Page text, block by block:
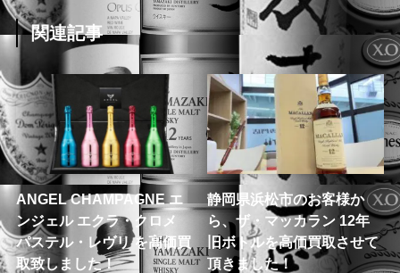
関連記事
ANGEL CHAMPAGNE エ
ンジェル エクラ・クロメ
パステル・レヴリ を高価買
取致しました！
静岡県浜松市のお客様か
ら、ザ・マッカラン 12年
旧ボトルを高価買取させて
頂きました！